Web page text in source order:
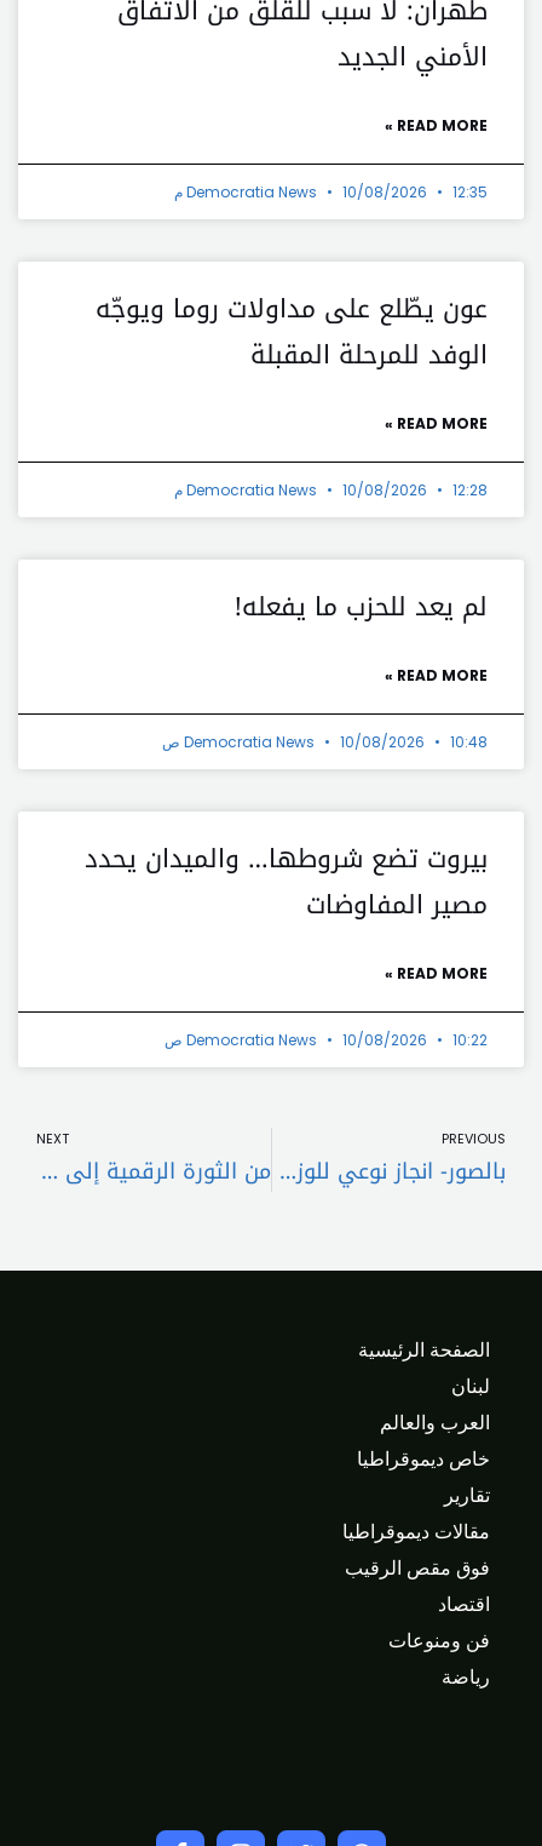
طهران: لا سبب للقلق من الاتفاق
الأمني الجديد
READ MORE »
Democratia News 10/08/2026 12:35 م
عون يطّلع على مداولات روما ويوجّه
الوفد للمرحلة المقبلة
READ MORE »
Democratia News 10/08/2026 12:28 م
لم يعد للحزب ما يفعله!
READ MORE »
Democratia News 10/08/2026 10:48 ص
بيروت تضع شروطها… والميدان يحدد
مصير المفاوضات
READ MORE »
Democratia News 10/08/2026 10:22 ص
PREVIOUS
بالصور- انجاز نوعي للوزير مرقص وتلفزيون لبنان مقابلة خاصة و حصرية “لبراك ” مساءًا
NEXT
من الثورة الرقمية إلى الواقع اللبناني: مؤتمر AI in Lebanon يضع الذكاء الإصطناعي في خدمة الإنسان… دبوسي: غرفة طرابلس بصدد إنشاء مركز عالمي للذكاء الإصطناعي… الدكتور الغزال: المؤتمر خطوة وطنية نحو دمج الذكاء الاصطناعي في مختلف القطاعات
الصفحة الرئيسية
لبنان
العرب والعالم
خاص ديموقراطيا
تقارير
مقالات ديموقراطيا
فوق مقص الرقيب
اقتصاد
فن ومنوعات
رياضة